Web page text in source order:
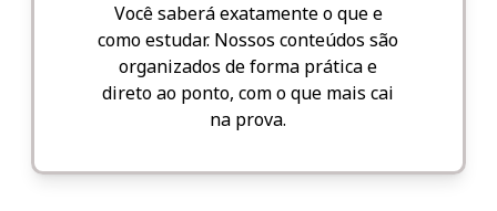
Você saberá exatamente o que e
como estudar. Nossos conteúdos são
organizados de forma prática e
direto ao ponto, com o que mais cai
na prova.